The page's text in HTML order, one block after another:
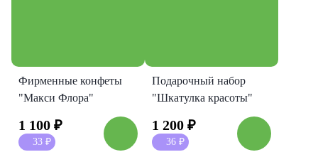
Фирменные конфеты
"Макси Флора"
1 100 ₽
33 ₽
Подарочный набор
"Шкатулка красоты"
1 200 ₽
36 ₽